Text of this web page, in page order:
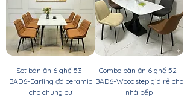
Set bàn ăn 6 ghế 53-
BAD6-Earling đá ceramic
cho chung cư
Combo bàn ăn 6 ghế 52-
BAD6-Woodstep giá rẻ cho
nhà bếp